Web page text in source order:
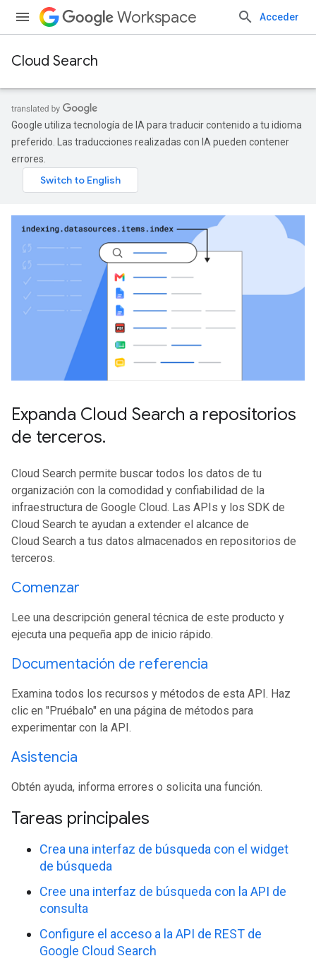
Workspace Acceder
Cloud Search
Google utiliza tecnología de IA para traducir contenido a tu idioma
preferido. Las traducciones realizadas con IA pueden contener
errores.
Expanda Cloud Search a repositorios
de terceros.
Cloud Search permite buscar todos los datos de tu
organización con la comodidad y confiabilidad de la
infraestructura de Google Cloud. Las APIs y los SDK de
Cloud Search te ayudan a extender el alcance de
Cloud Search a tus datos almacenados en repositorios de
terceros.
Comenzar
Lee una descripción general técnica de este producto y
ejecuta una pequeña app de inicio rápido.
Documentación de referencia
Examina todos los recursos y métodos de esta API. Haz
clic en "Pruébalo" en una página de métodos para
experimentar con la API.
Asistencia
Obtén ayuda, informa errores o solicita una función.
Tareas principales
Crea una interfaz de búsqueda con el widget
de búsqueda
Cree una interfaz de búsqueda con la API de
consulta
Configure el acceso a la API de REST de
Google Cloud Search